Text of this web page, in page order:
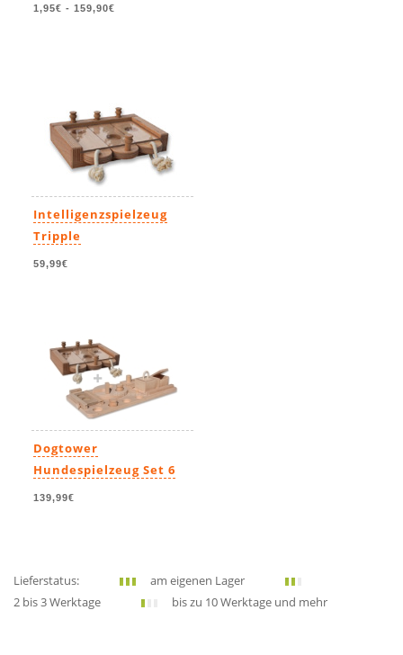
1,95€ - 159,90€
Intelligenzspielzeug
Tripple
59,99€
Dogtower
Hundespielzeug Set 6
139,99€
Lieferstatus:
am eigenen Lager
2 bis 3 Werktage
bis zu 10 Werktage und mehr